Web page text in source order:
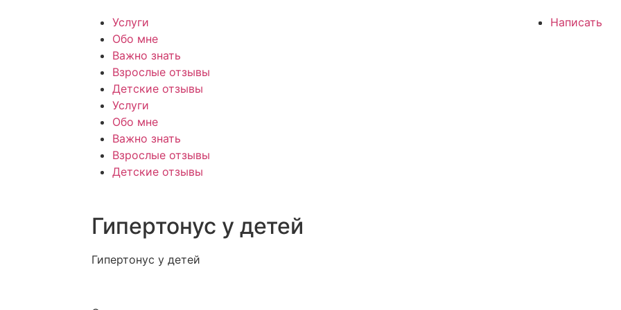
Услуги
Обо мне
Важно знать
Взрослые отзывы
Детские отзывы
Услуги
Обо мне
Важно знать
Взрослые отзывы
Детские отзывы
Написать
Гипертонус у детей
Гипертонус у детей